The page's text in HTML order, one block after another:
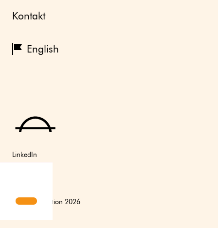
Kontakt
English
LinkedIn
(C) Axfoundation 2026